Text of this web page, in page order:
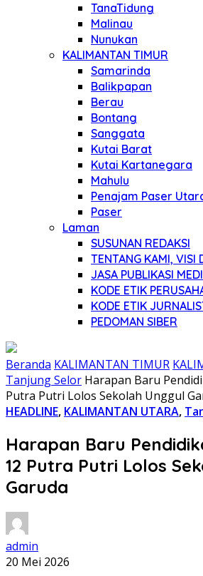
TanaTidung
Malinau
Nunukan
KALIMANTAN TIMUR
Samarinda
Balikpapan
Berau
Bontang
Sanggata
Kutai Barat
Kutai Kartanegara
Mahulu
Penajam Paser
Paser
Laman
SUSUNAN REDAKSI
TENTANG KAMI, VISI
JASA PUBLIKASI
KODE ETIK
KODE ETIK
PEDOMAN SIBER
Beranda KALIMANTAN TIMUR
Tanjung Selor Harapan Baru
Putra Putri Lolos Sekolah Unggul
HEADLINE, KALIMANTAN UTARA,
Harapan Baru
12 Putra Putri Lolos
Garuda
admin
20 Mei 2026